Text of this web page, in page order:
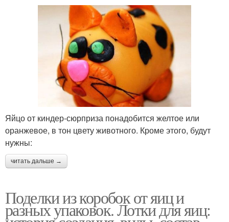
Яйцо от киндер-сюрприза понадобится желтое или
оранжевое, в тон цвету животного. Кроме этого, будут
нужны:
читать дальше →
Поделки из коробок от яиц и
разных упаковок. Лотки для яиц: